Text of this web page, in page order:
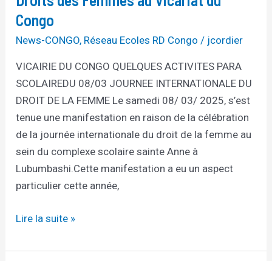
Congo
News-CONGO, Réseau Ecoles RD Congo / jcordier
VICAIRIE DU CONGO QUELQUES ACTIVITES PARA
SCOLAIREDU 08/03 JOURNEE INTERNATIONALE DU
DROIT DE LA FEMME Le samedi 08/ 03/ 2025, s’est
tenue une manifestation en raison de la célébration
de la journée internationale du droit de la femme au
sein du complexe scolaire sainte Anne à
Lubumbashi.Cette manifestation a eu un aspect
particulier cette année,
du
Congo
Lire la suite »